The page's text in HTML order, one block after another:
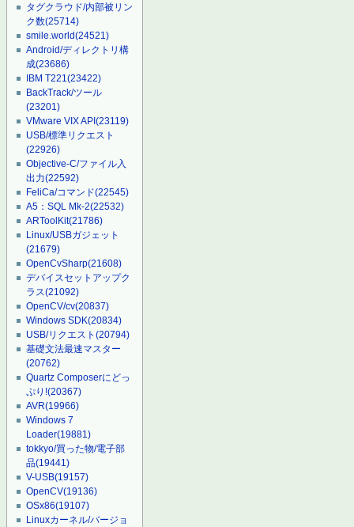
タグクラウド/内部被リン
ク数(25714)
smile.world(24521)
Android/ディレクトリ構
成(23686)
IBM T221(23422)
BackTrack/ツール
(23201)
VMware VIX API(23119)
USB/標準リクエスト
(22926)
Objective-C/ファイル入
出力(22592)
FeliCa/コマンド(22545)
A5：SQL Mk-2(22532)
ARToolKit(21786)
Linux/USBガジェット
(21679)
OpenCvSharp(21608)
デバイスセットアップク
ラス(21092)
OpenCV/cv(20837)
Windows SDK(20834)
USB/リクエスト(20794)
基礎文法最速マスター
(20762)
Quartz Composerにどっ
ぷり!(20367)
AVR(19966)
Windows 7
Loader(19881)
tokkyo/買った物/電子部
品(19441)
V-USB(19157)
OpenCV(19136)
OSx86(19107)
Linuxカーネル/バージョ